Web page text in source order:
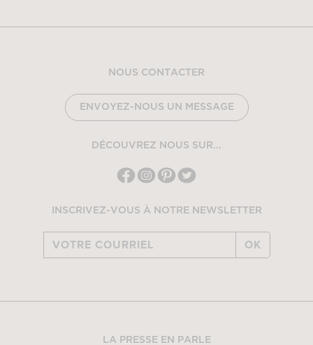
NOUS CONTACTER
ENVOYEZ-NOUS UN MESSAGE
DÉCOUVREZ NOUS SUR...
INSCRIVEZ-VOUS À NOTRE NEWSLETTER
OK
LA PRESSE EN PARLE